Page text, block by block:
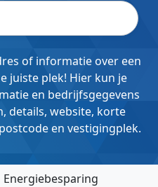
of informatie over een
juiste plek! Hier kun je
en bedrijfsgegevens
details, website, korte
en vestigingplek.
Energiebesparing